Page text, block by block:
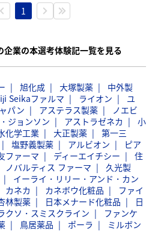
1
業の本選考体験記一覧を見る
旭化成 大塚製薬
中外製
Seikaファルマ ライオン
ユ
パン アステラス製薬
ノエビ
ジョンソン アストラゼネカ
小
化学工業 大正製薬
第一三
塩野義製薬 アルビオン
ピア
ファーマ ディーエイチシー
住
ノバルティス ファーマ
久光製
イーライ・リリー・アンド・カン
カネカ カネボウ化粧品
ファイ
林製薬 日本メナード化粧品
日
クソ・スミスクライン
ファンケ
鳥居薬品 ポーラ ミルボン